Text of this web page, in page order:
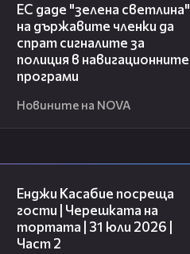
ЕС даде "зелена светлина"
на държавите членки да
спрат сигналите за
полиция в навигационните
програми
Новините на NOVA
Енджи Касабие посреща
гости | Черешката на
тортата | 31 юли 2026 |
Част 2